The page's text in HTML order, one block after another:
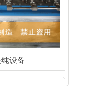
设备